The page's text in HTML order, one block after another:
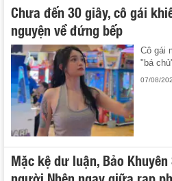
Chưa đến 30 giây, cô gái
nguyện về đứng bếp
Cô gái
"bá
07/08/
Mặc kệ dư luận, Bảo